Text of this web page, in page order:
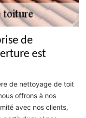
de
est
de nettoyage de toit
offrons à nos
avec nos clients,